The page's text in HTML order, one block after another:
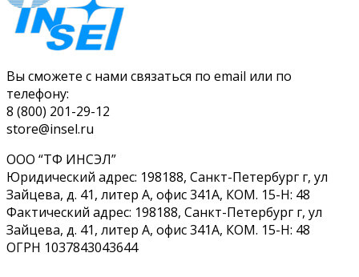
Вы сможете с нами связаться по email или по
телефону:
8 (800) 201-29-12
store@insel.ru
ООО “ТФ ИНСЭЛ”
Юридический адрес: 198188, Санкт-Петербург г, ул
Зайцева, д. 41, литер А, офис 341А, КОМ. 15-Н: 48
Фактический адрес: 198188, Санкт-Петербург г, ул
Зайцева, д. 41, литер А, офис 341А, КОМ. 15-Н: 48
ОГРН 1037843043644